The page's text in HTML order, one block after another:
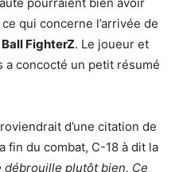
pourraient bien avoir
qui concerne l’arrivée de
FighterZ. Le joueur et
a concocté un petit résumé
d’une citation de
fin du combat, C-18 à dit la
débrouille plutôt bien. Ce